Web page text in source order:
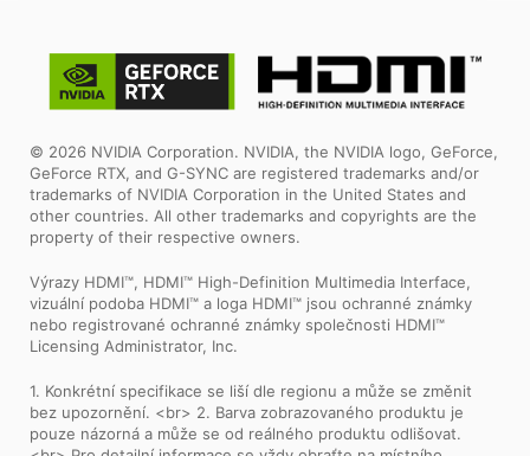
© 2026 NVIDIA Corporation. NVIDIA, the NVIDIA logo, GeForce,
GeForce RTX, and G-SYNC are registered trademarks and/or
trademarks of NVIDIA Corporation in the United States and
other countries. All other trademarks and copyrights are the
property of their respective owners.
Výrazy HDMI™, HDMI™ High-Definition Multimedia Interface,
vizuální podoba HDMI™ a loga HDMI™ jsou ochranné známky
nebo registrované ochranné známky společnosti HDMI™
Licensing Administrator, Inc.
1. Konkrétní specifikace se liší dle regionu a může se změnit
bez upozornění. <br> 2. Barva zobrazovaného produktu je
pouze názorná a může se od reálného produktu odlišovat.